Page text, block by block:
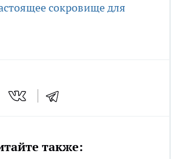
сокровище для
также: